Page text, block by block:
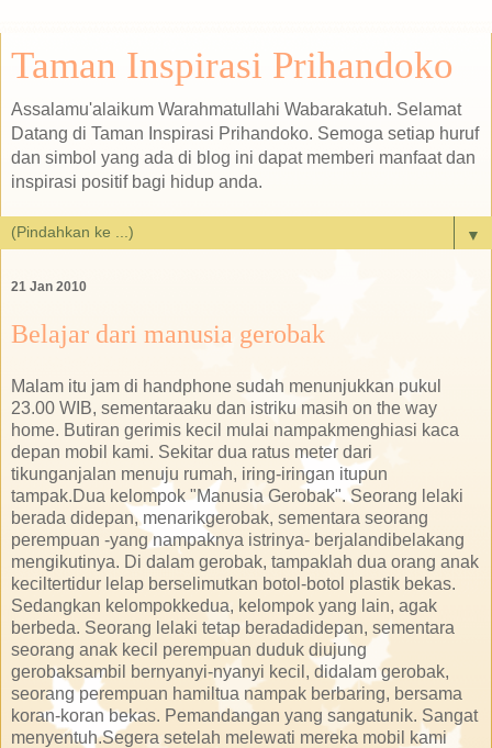
Taman Inspirasi Prihandoko
Assalamu'alaikum Warahmatullahi Wabarakatuh. Selamat
Datang di Taman Inspirasi Prihandoko. Semoga setiap huruf
dan simbol yang ada di blog ini dapat memberi manfaat dan
inspirasi positif bagi hidup anda.
▼
21 Jan 2010
Belajar dari manusia gerobak
Malam itu jam di handphone sudah menunjukkan pukul
23.00 WIB, sementaraaku dan istriku masih on the way
home. Butiran gerimis kecil mulai nampakmenghiasi kaca
depan mobil kami. Sekitar dua ratus meter dari
tikunganjalan menuju rumah, iring-iringan itupun
tampak.Dua kelompok "Manusia Gerobak". Seorang lelaki
berada didepan, menarikgerobak, sementara seorang
perempuan -yang nampaknya istrinya- berjalandibelakang
mengikutinya. Di dalam gerobak, tampaklah dua orang anak
keciltertidur lelap berselimutkan botol-botol plastik bekas.
Sedangkan kelompokkedua, kelompok yang lain, agak
berbeda. Seorang lelaki tetap beradadidepan, sementara
seorang anak kecil perempuan duduk diujung
gerobaksambil bernyanyi-nyanyi kecil, didalam gerobak,
seorang perempuan hamiltua nampak berbaring, bersama
koran-koran bekas. Pemandangan yang sangatunik. Sangat
menyentuh.Segera setelah melewati mereka mobil kami